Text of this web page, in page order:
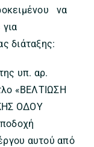
να
διάταξης:
υπ. αρ.
«ΒΕΛΤΙΩΣΗ
ΟΔΟΥ
αυτού από